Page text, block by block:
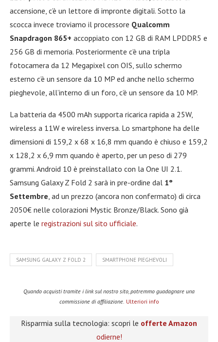
accensione, c’è un lettore di impronte digitali. Sotto la
scocca invece troviamo il processore Qualcomm
Snapdragon 865+ accoppiato con 12 GB di RAM LPDDR5 e
256 GB di memoria. Posteriormente c’è una tripla
fotocamera da 12 Megapixel con OIS, sullo schermo
esterno c’è un sensore da 10 MP ed anche nello schermo
pieghevole, all’interno di un foro, c’è un sensore da 10 MP.
La batteria da 4500 mAh supporta ricarica rapida a 25W,
wireless a 11W e wireless inversa. Lo smartphone ha delle
dimensioni di 159,2 x 68 x 16,8 mm quando è chiuso e 159,2
x 128,2 x 6,9 mm quando è aperto, per un peso di 279
grammi. Android 10 è preinstallato con la One UI 2.1.
Samsung Galaxy Z Fold 2 sarà in pre-ordine dal 1°
Settembre , ad un prezzo (ancora non confermato) di circa
2050€ nelle colorazioni Mystic Bronze/Black. Sono già
aperte le registrazioni sul sito ufficiale.
SAMSUNG GALAXY Z FOLD 2 SMARTPHONE PIEGHEVOLI
Quando acquisti tramite i link sul nostro sito, potremmo guadagnare una
commissione di affiliazione. Ulteriori info
Risparmia sulla tecnologia: scopri le offerte Amazon
odierne!